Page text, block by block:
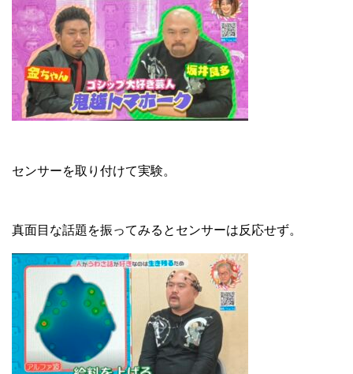
センサーを取り付けて実験。
真面目な話題を振ってみるとセンサーは反応せず。